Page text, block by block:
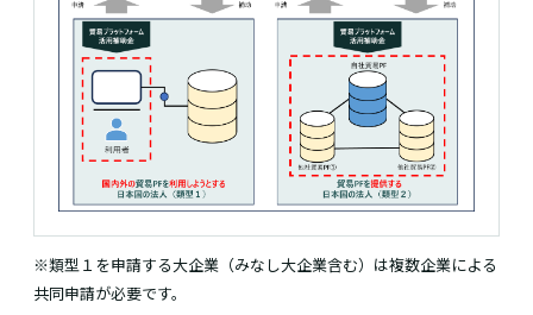
※類型１を申請する大企業（みなし大企業含む）は複数企業による
共同申請が必要です。